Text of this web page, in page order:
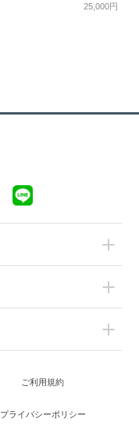
25,000円
ご利用規約
プライバシーポリシー